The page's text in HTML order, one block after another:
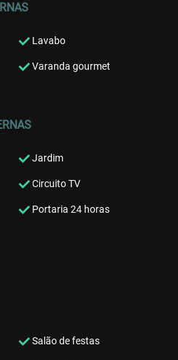
Lavabo
Varanda gourmet
Jardim
Circuito TV
Portaria 24 horas
Salão de festas